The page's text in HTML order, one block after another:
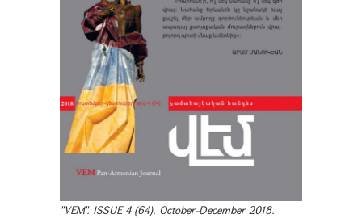
"VEM". ISSUE 4 (64). October-December 2018.